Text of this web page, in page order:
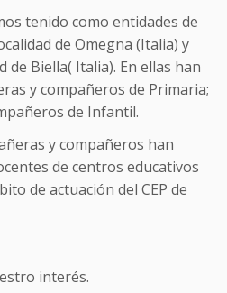
tenido como entidades de
de Omegna (Italia) y
Biella( Italia). En ellas han
y compañeros de Primaria;
de Infantil.
y compañeros han
de centros educativos
de actuación del CEP de
interés.